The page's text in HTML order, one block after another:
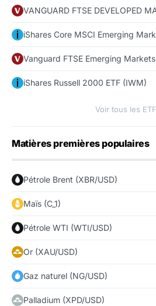
VANGUARD FTSE DEVELOPED
iShares Core MSCI Emerging
Vanguard FTSE Emerging
iShares Russell 2000 ETF (IWM)
Voir tous les
Matières premières populaires
Pétrole Brent (XBR/USD)
Maïs (C_1)
Pétrole WTI (WTI/USD)
Or (XAU/USD)
Gaz naturel (NG/USD)
Palladium (XPD/USD)